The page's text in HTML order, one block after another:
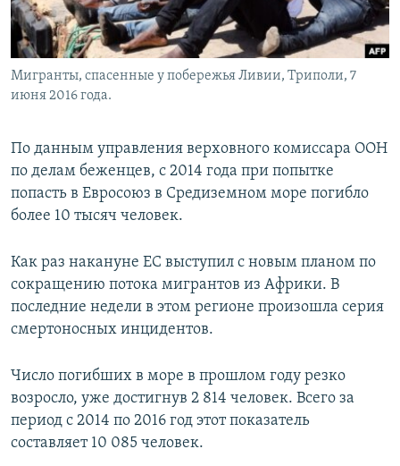
Мигранты, спасенные у побережья Ливии, Триполи, 7
июня 2016 года.
По данным управления верховного комиссара ООН
по делам беженцев, с 2014 года при попытке
попасть в Евросоюз в Средиземном море погибло
более 10 тысяч человек.
Как раз накануне ЕС выступил с новым планом по
сокращению потока мигрантов из Африки. В
последние недели в этом регионе произошла серия
смертоносных инцидентов.
Число погибших в море в прошлом году резко
возросло, уже достигнув 2 814 человек. Всего за
период с 2014 по 2016 год этот показатель
составляет 10 085 человек.